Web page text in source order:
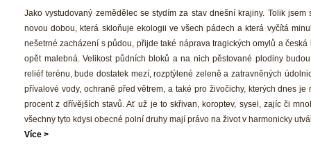
Jako vystudovaný zemědělec se stydím za stav dnešní krajiny. Tolik jsem
novou dobou, která skloňuje ekologii ve všech pádech a která vyčítá
nešetrné zacházení s půdou, přijde také náprava tragických omylů a česká
opět malebná. Velikost půdních bloků a na nich pěstované plodiny
reliéf terénu, bude dostatek mezí, rozptýlené zeleně a zatravněných
přívalové vody, ochraně před větrem, a také pro živočichy, kterých dnes je
procent z dřívějších stavů. Ať už je to skřivan, koroptev, sysel, zajíc či
všechny tyto kdysi obecné polní druhy mají právo na život v harmonicky
Více >